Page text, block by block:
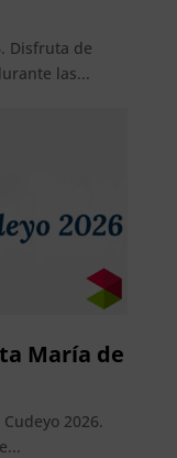
Disfruta de
las...
María de
2026.